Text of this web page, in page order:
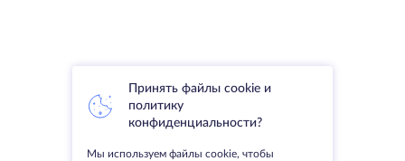
Принять файлы cookie и
политику
конфиденциальности?
Мы используем файлы cookie, чтобы